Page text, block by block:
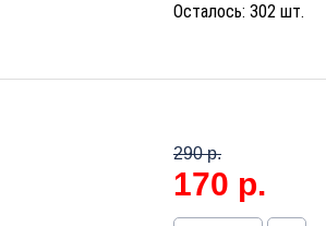
Осталось: 302 шт.
290 р.
170 р.